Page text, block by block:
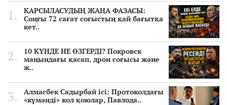
ҚАРСЫЛАСУДЫҢ ЖАҢА ФАЗАСЫ:
Соңғы 72 сағат соғыстың қай бағытқа
кет..
10 КҮНДЕ НЕ ӨЗГЕРДІ? Покровск
маңындағы қасап, дрон соғысы және
ж..
Алмасбек Садырбай ісі: Протоколдағы
«күмәнді» кол қоюлар, Павлода..